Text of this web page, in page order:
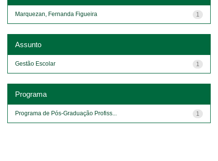
1
Marquezan, Fernanda Figueira
Assunto
1
Gestão Escolar
Programa
1
Programa de Pós-Graduação Profiss...